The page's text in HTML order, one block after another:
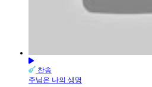
찬송
주님은 나의 생명